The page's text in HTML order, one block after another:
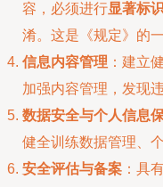
容，必须进行显著标识
淆。这是《规定》的
信息内容管理 ：建立
加强内容管理，发现
数据安全与个人信息
健全训练数据管理、
安全评估与备案 ：具